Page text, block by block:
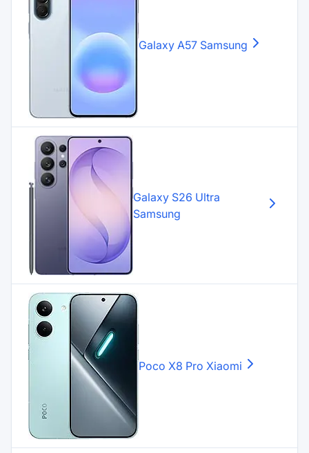
Galaxy A57 Samsung
Galaxy S26 Ultra
Samsung
Poco X8 Pro Xiaomi